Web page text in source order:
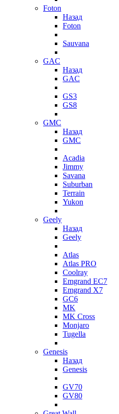
Foton
Назад
Foton
Sauvana
GAC
Назад
GAC
GS3
GS8
GMC
Назад
GMC
Acadia
Jimmy
Savana
Suburban
Terrain
Yukon
Geely
Назад
Geely
Atlas
Atlas PRO
Coolray
Emgrand EC7
Emgrand X7
GC6
MK
MK Cross
Monjaro
Tugella
Genesis
Назад
Genesis
GV70
GV80